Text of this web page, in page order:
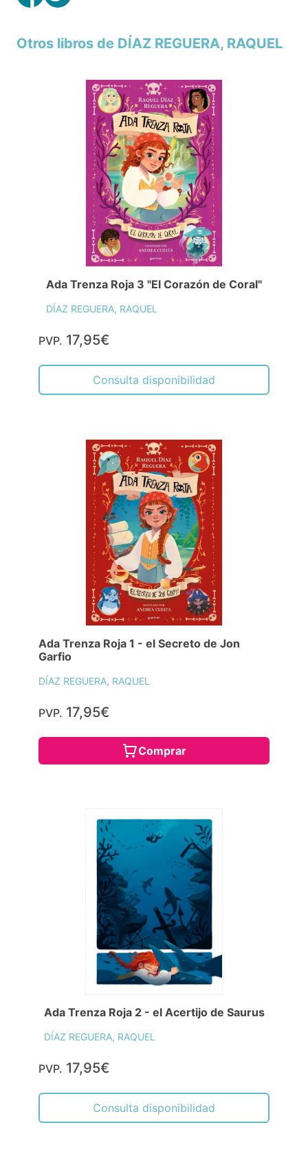
Otros libros de DÍAZ REGUERA, RAQUEL
Ada Trenza Roja 3 "El Corazón de Coral"
DÍAZ REGUERA, RAQUEL
PVP. 17,95€
Consulta disponibilidad
Ada Trenza Roja 1 - el Secreto de Jon
Garfio
DÍAZ REGUERA, RAQUEL
PVP. 17,95€
Comprar
Ada Trenza Roja 2 - el Acertijo de Saurus
DÍAZ REGUERA, RAQUEL
PVP. 17,95€
Consulta disponibilidad